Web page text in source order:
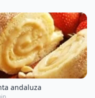
andaluza